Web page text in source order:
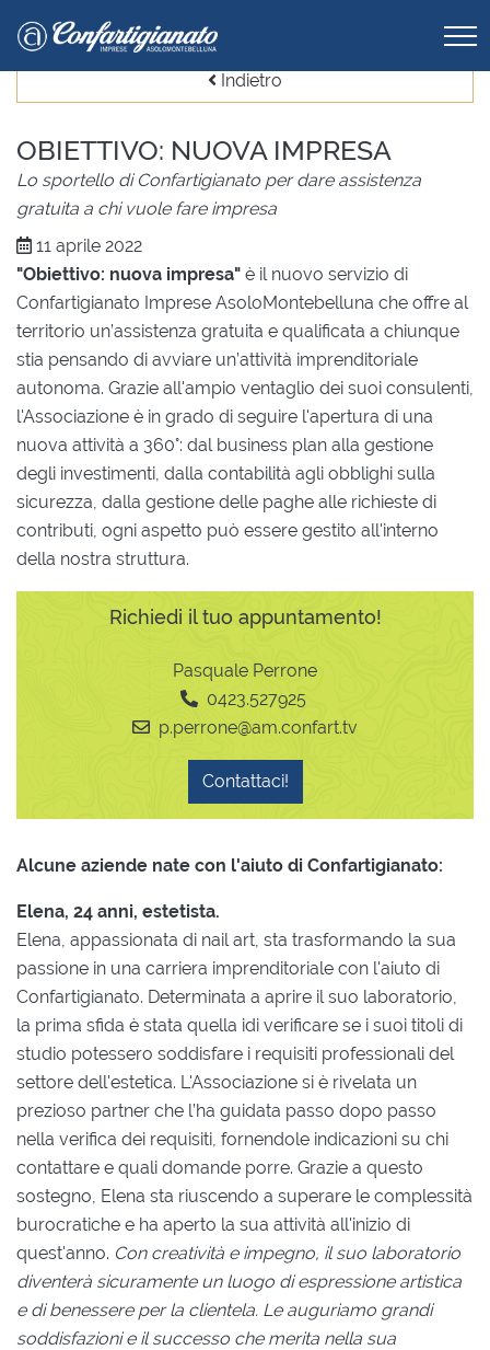
Indietro
OBIETTIVO: NUOVA IMPRESA
Lo sportello di Confartigianato per dare assistenza
gratuita a chi vuole fare impresa
11 aprile 2022
"Obiettivo: nuova impresa" è il nuovo servizio di
Confartigianato Imprese AsoloMontebelluna che offre al
territorio un’assistenza gratuita e qualificata a chiunque
stia pensando di avviare un’attività imprenditoriale
autonoma. Grazie all'ampio ventaglio dei suoi consulenti,
l'Associazione è in grado di seguire l'apertura di una
nuova attività a 360°: dal business plan alla gestione
degli investimenti, dalla contabilità agli obblighi sulla
sicurezza, dalla gestione delle paghe alle richieste di
contributi, ogni aspetto può essere gestito all'interno
della nostra struttura.
Richiedi il tuo appuntamento!
Pasquale Perrone
0423.527925
p.perrone@am.confart.tv
Contattaci!
Alcune aziende nate con l'aiuto di Confartigianato:
Elena, 24 anni, estetista.
Elena, appassionata di nail art, sta trasformando la sua
passione in una carriera imprenditoriale con l'aiuto di
Confartigianato. Determinata a aprire il suo laboratorio,
la prima sfida è stata quella idi verificare se i suoi titoli di
studio potessero soddisfare i requisiti professionali del
settore dell'estetica. L'Associazione si è rivelata un
prezioso partner che l’ha guidata passo dopo passo
nella verifica dei requisiti, fornendole indicazioni su chi
contattare e quali domande porre. Grazie a questo
sostegno, Elena sta riuscendo a superare le complessità
burocratiche e ha aperto la sua attività all'inizio di
quest'anno. Con creatività e impegno, il suo laboratorio
diventerà sicuramente un luogo di espressione artistica
e di benessere per la clientela. Le auguriamo grandi
soddisfazioni e il successo che merita nella sua